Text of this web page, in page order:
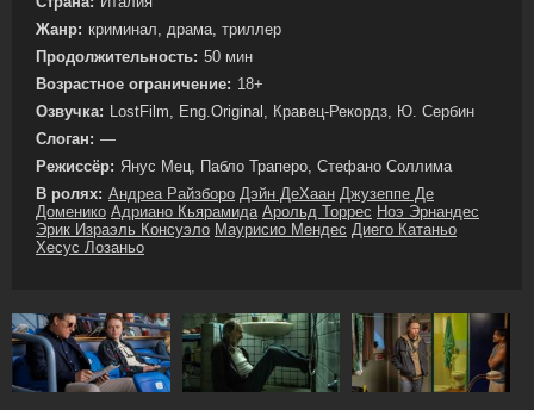
Жанр: криминал, драма, триллер
Продолжительность: 50 мин
Возрастное ограничение: 18+
Озвучка: LostFilm, Eng.Original, Кравец-Рекордз, Ю. Сербин
Слоган: —
Режиссёр: Янус Мец, Пабло Траперо, Стефано Соллима
В ролях: Андреа Райзборо Дэйн ДеХаан Джузеппе Де
Доменико Адриано Кьярамида Арольд Торрес Ноэ Эрнандес
Эрик Израэль Консуэло Маурисио Мендес Диего Катаньо
Хесус Лозаньо